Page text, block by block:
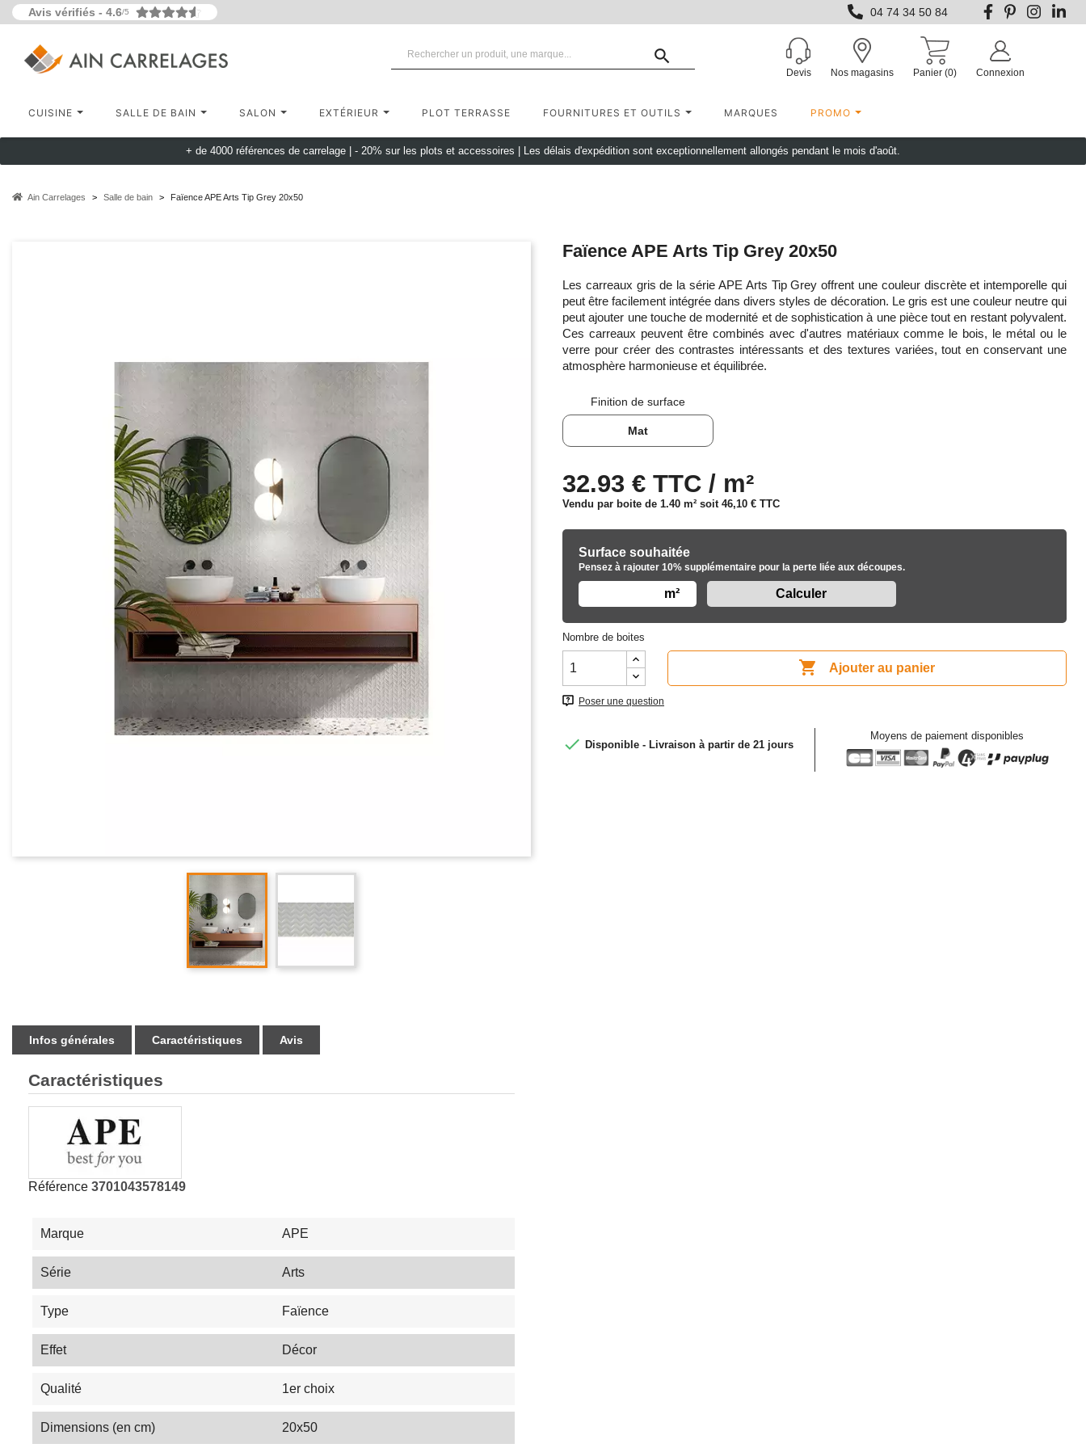
Avis vérifiés - 4.6/5 04 74 34 50 84

Devis Nos magasins Panier (0) Connexion
CUISINE SALLE DE BAIN SALON EXTÉRIEUR PLOT TERRASSE FOURNITURES ET OUTILS MARQUES PROMO
+ de 4000 références de carrelage | - 20% sur les plots et accessoires | Les délais d'expédition sont exceptionnellement allongés pendant le mois d'août.
Ain Carrelages Salle de bain Faïence APE Arts Tip Grey 20x50
Faïence APE Arts Tip Grey 20x50
Les carreaux gris de la série APE Arts Tip Grey offrent une couleur discrète et intemporelle qui
peut être facilement intégrée dans divers styles de décoration. Le gris est une couleur neutre qui
peut ajouter une touche de modernité et de sophistication à une pièce tout en restant polyvalent.
Ces carreaux peuvent être combinés avec d'autres matériaux comme le bois, le métal ou le
verre pour créer des contrastes intéressants et des textures variées, tout en conservant une
atmosphère harmonieuse et équilibrée.
Finition de surface
Mat
32.93 € TTC / m²
Vendu par boite de 1.40 m² soit 46,10 € TTC
Surface souhaitée
Pensez à rajouter 10% supplémentaire pour la perte liée aux découpes.
m²
Nombre de boites
 Ajouter au panier
Poser une question
 Disponible - Livraison à partir de 21 jours
Moyens de paiement disponibles
Infos générales Caractéristiques Avis
Caractéristiques
Référence 3701043578149
Marque APE
Série Arts
Type Faïence
Effet Décor
Qualité 1er choix
Dimensions (en cm) 20x50